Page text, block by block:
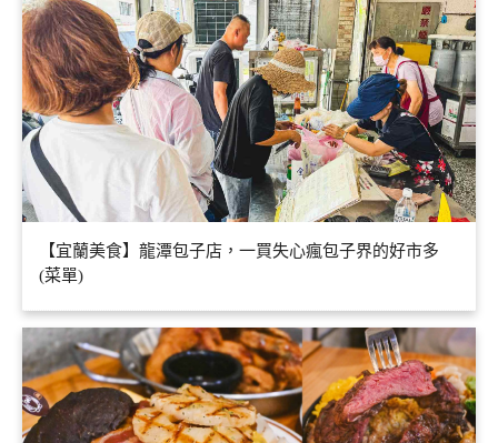
【宜蘭美食】龍潭包子店，一買失心瘋包子界的好市多
(菜單)